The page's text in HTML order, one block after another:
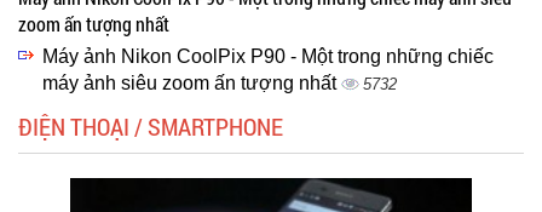
zoom ấn tượng nhất
Máy ảnh Nikon CoolPix P90 - Một trong những chiếc
máy ảnh siêu zoom ấn tượng nhất
5732
ĐIỆN THOẠI / SMARTPHONE